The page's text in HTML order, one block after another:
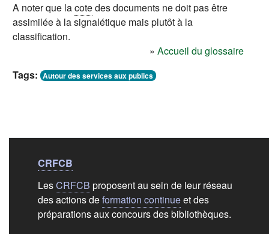
A noter que lacotedes documents ne doit pas être
assimilée à la signalétique mais plutôt à la
classification.
» Accueil du glossaire
Tags: Autour des services aux publics
Liens de bas de
CRFCB
LesCRFCB proposent au sein de leur réseau
des actions deformation continueet des
préparations aux concours des bibliothèques.